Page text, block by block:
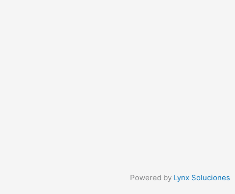
Powered by Lynx Soluciones